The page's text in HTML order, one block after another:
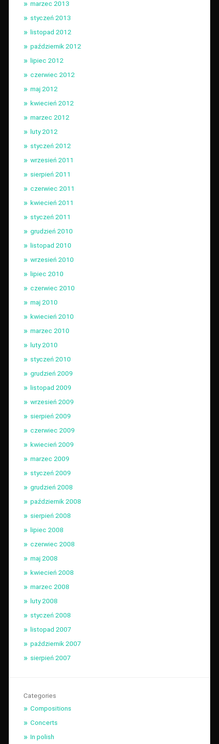
marzec 2013
styczeń 2013
listopad 2012
październik 2012
lipiec 2012
czerwiec 2012
maj 2012
kwiecień 2012
marzec 2012
luty 2012
styczeń 2012
wrzesień 2011
sierpień 2011
czerwiec 2011
kwiecień 2011
styczeń 2011
grudzień 2010
listopad 2010
wrzesień 2010
lipiec 2010
czerwiec 2010
maj 2010
kwiecień 2010
marzec 2010
luty 2010
styczeń 2010
grudzień 2009
listopad 2009
wrzesień 2009
sierpień 2009
czerwiec 2009
kwiecień 2009
marzec 2009
styczeń 2009
grudzień 2008
październik 2008
sierpień 2008
lipiec 2008
czerwiec 2008
maj 2008
kwiecień 2008
marzec 2008
luty 2008
styczeń 2008
listopad 2007
październik 2007
sierpień 2007
Categories
Compositions
Concerts
In polish